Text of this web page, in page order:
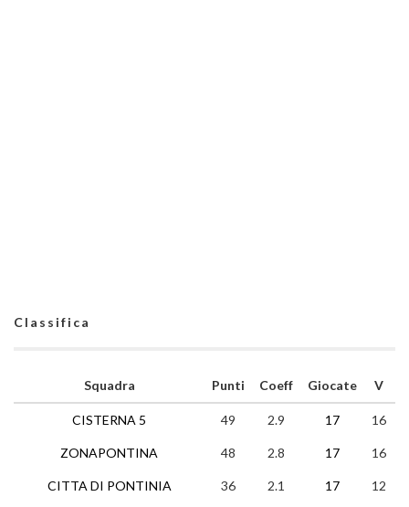
Classifica
Squadra
CISTERNA 5
ZONAPONTINA
CITTA DI PONTINIA
Punti Coeff Giocate V
49 2.9 17 16
48 2.8 17 16
36 2.1 17 12